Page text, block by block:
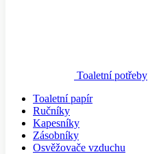
Toaletní potřeby
Toaletní papír
Ručníky
Kapesníky
Zásobníky
Osvěžovače vzduchu